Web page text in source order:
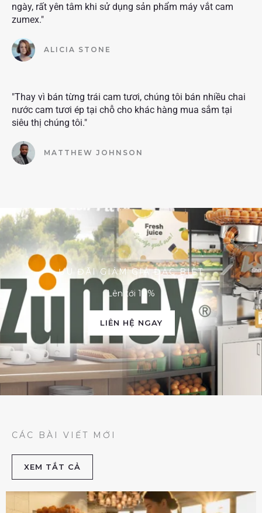
ngày, rất yên tâm khi sử dụng sản phẩm máy vắt cam
zumex."
ALICIA STONE
"Thay vì bán từng trái cam tươi, chúng tôi bán nhiều chai
nước cam tươi ép tại chỗ cho khác hàng mua sắm tại
siêu thị chúng tôi."
MATTHEW JOHNSON
ƯU ĐÃI GIẢM GIÁ ĐẶC BIỆT
Lên tới 10%
LIÊN HỆ NGAY
CÁC BÀI VIẾT MỚI
XEM TẮT CẢ